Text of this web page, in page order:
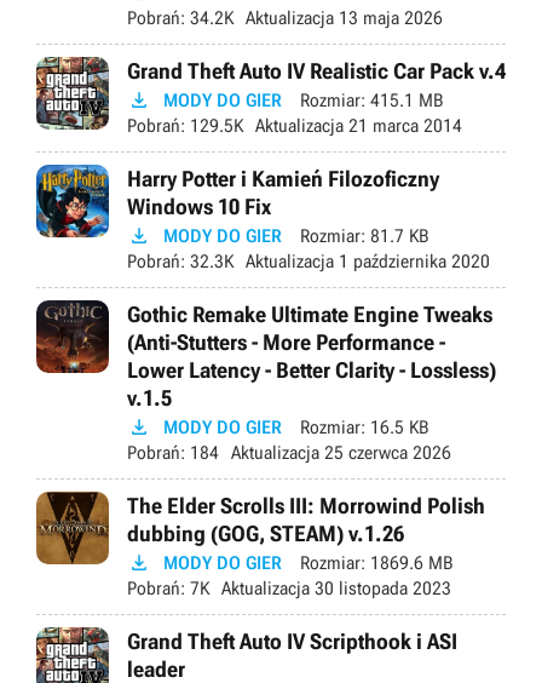
Pobrań: 34.2K Aktualizacja 13 maja 2026
Grand Theft Auto IV Realistic Car Pack v.4
 MODY DO GIER Rozmiar: 415.1 MB
Pobrań: 129.5K Aktualizacja 21 marca 2014
Harry Potter i Kamień Filozoficzny
Windows 10 Fix
 MODY DO GIER Rozmiar: 81.7 KB
Pobrań: 32.3K Aktualizacja 1 października 2020
Gothic Remake Ultimate Engine Tweaks
(Anti-Stutters - More Performance -
Lower Latency - Better Clarity - Lossless)
v.1.5
 MODY DO GIER Rozmiar: 16.5 KB
Pobrań: 184 Aktualizacja 25 czerwca 2026
The Elder Scrolls III: Morrowind Polish
dubbing (GOG, STEAM) v.1.26
 MODY DO GIER Rozmiar: 1869.6 MB
Pobrań: 7K Aktualizacja 30 listopada 2023
Grand Theft Auto IV Scripthook i ASI
leader